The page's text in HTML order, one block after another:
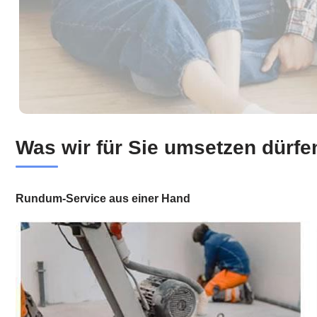
Was wir für Sie umsetzen
Rundum-Service aus einer Hand